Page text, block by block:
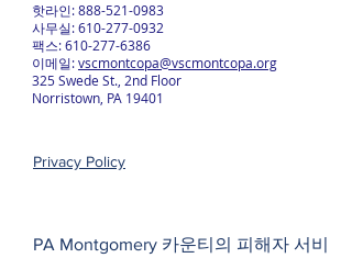
핫라인:888-521-0983
사무실:610-277-0932
팩스:610-277-6386
이메일:vscmontcopa@vscmontcopa.org
325 Swede St., 2nd Floor
Norristown, PA 19401
Privacy Policy
PA Montgomery 카운티의 피해자 서비